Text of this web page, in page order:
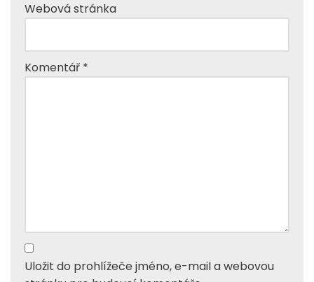
Webová stránka
Komentář *
Uložit do prohlížeče jméno, e-mail a webovou